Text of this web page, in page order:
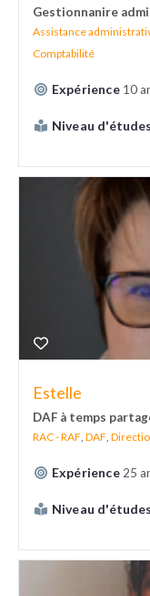
Gestionnanire
Assistance
Comptabilité
Expérience 10
Niveau d'études
Estelle
DAF à temps
RAC - RAF, DAF,
Expérience 25
Niveau d'études